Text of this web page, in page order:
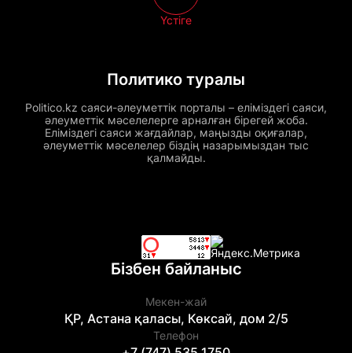
Политико туралы
Politico.kz саяси-әлеуметтік порталы – еліміздегі саяси,
әлеуметтік мәселелерге арналған бірегей жоба.
Еліміздегі саяси жағдайлар, маңызды оқиғалар,
әлеуметтік мәселелер біздің назарымыздан тыс
қалмайды.
Үстіге
Бізбен байланыс
Мекен-жай
ҚР, Астана қаласы, Көксай, дом 2/5
Телефон